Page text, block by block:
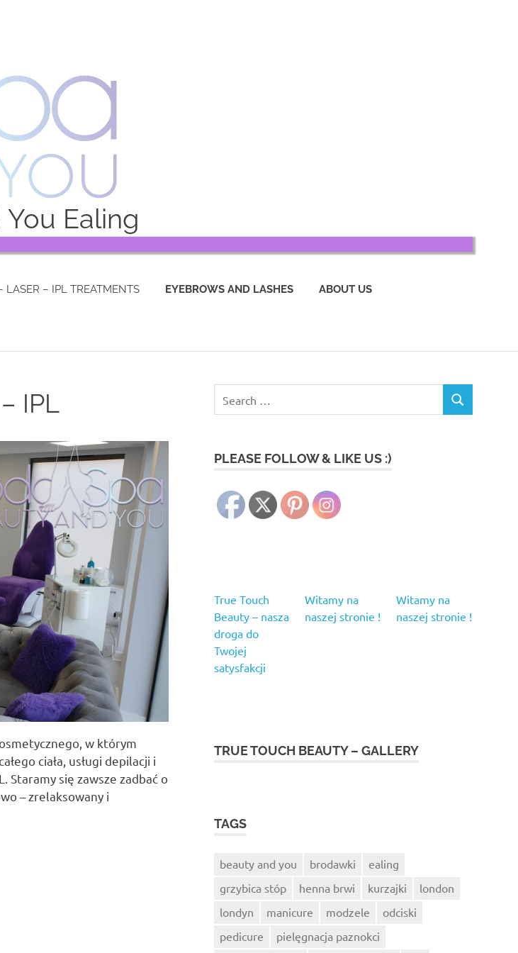
Ealing
LASER – IPL TREATMENTS EYEBROWS AND LASHES ABOUT US
IPL
w którym
ciała, usługi depilacji i
Staramy się zawsze zadbać o
– zrelaksowany i
for:
SEARCH
PLEASE FOLLOW & LIKE US :)
True Touch
Beauty – nasza
droga do
Twojej
satysfakcji
Witamy na
naszej stronie !
Witamy na
naszej stronie !
TRUE TOUCH BEAUTY – GALLERY
TAGS
beauty and you brodawki
ealing
grzybica stóp
henna brwi kurzajki
london
londyn
manicure modzele
odciski
pedicure
pielęgnacja paznokci